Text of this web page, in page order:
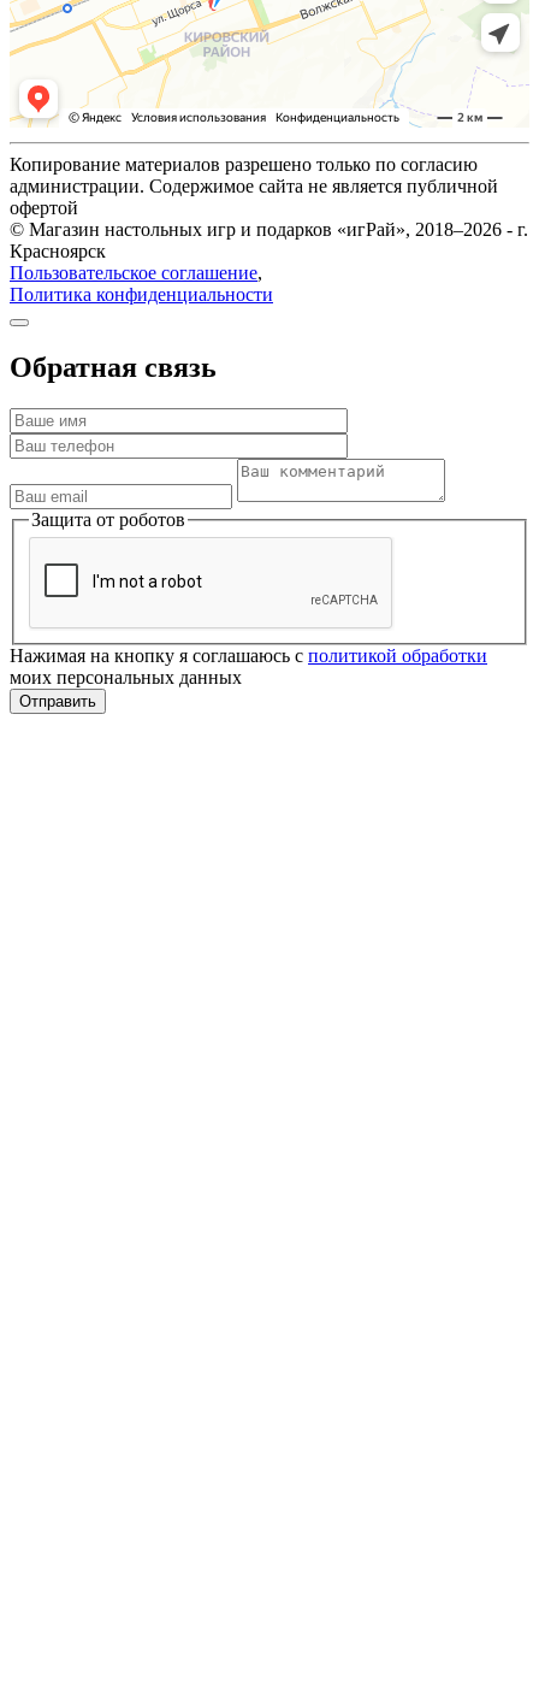
Копирование материалов разрешено только по согласию
администрации. Содержимое сайта не является публичной
офертой
© Магазин настольных игр и подарков «игРай», 2018–2026 - г.
Красноярск
Пользовательское соглашение,
Политика конфиденциальности
Обратная связь
Защита от роботов
Нажимая на кнопку я соглашаюсь с политикой обработки
моих персональных данных